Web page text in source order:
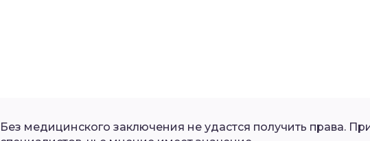
Без медицинского заключения не удастся получить права.